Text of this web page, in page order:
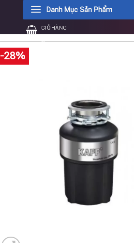
Danh Mục Sản Phẩm
GIỎ HÀNG
0₫
-28%